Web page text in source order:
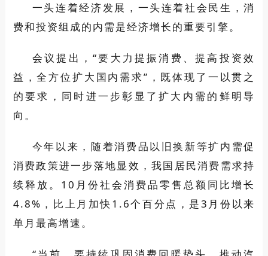
一头连着经济发展，一头连着社会民生，消
费和投资组成的内需是经济增长的重要引擎。
会议提出，“要大力提振消费、提高投资效
益，全方位扩大国内需求”，既体现了一以贯之
的要求，同时进一步彰显了扩大内需的鲜明导
向。
今年以来，随着消费品以旧换新等扩内需促
消费政策进一步落地显效，我国居民消费需求持
续释放。10月份社会消费品零售总额同比增长
4.8%，比上月加快1.6个百分点，是3月份以来
单月最高增速。